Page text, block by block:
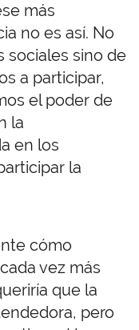
más
no es así. No
sociales sino de
a participar,
el poder de
la
en los
la
cómo
vez más
que la
pero